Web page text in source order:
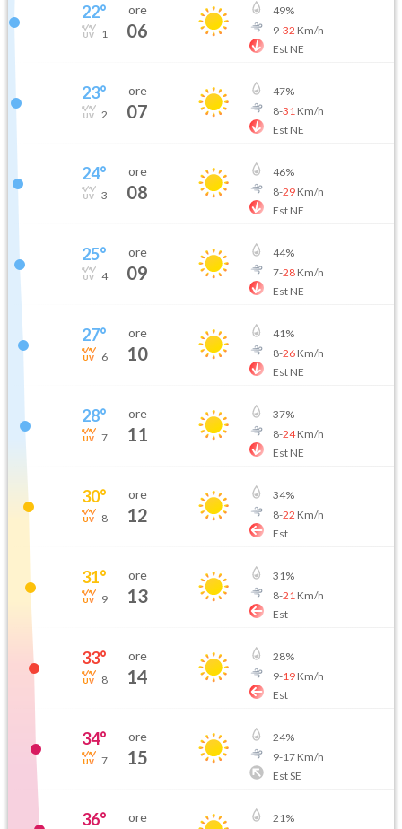
22°
1
ore
06
49%
9-32 Km/h
Est NE
23°
2
ore
07
47%
8-31 Km/h
Est NE
24°
3
ore
08
46%
8-29Km/h
Est NE
25°
4
ore
09
44%
7-28Km/h
Est NE
27°
6
ore
10
41%
8-26Km/h
Est NE
28°
7
ore
11
37%
8-24Km/h
Est NE
30°
8
ore
12
34%
8-22 Km/h
Est
31°
9
ore
13
31%
8-21 Km/h
Est
33°
8
ore
14
28%
9-19Km/h
Est
34°
7
ore
15
24%
9-17Km/h
Est SE
36° ore 21%